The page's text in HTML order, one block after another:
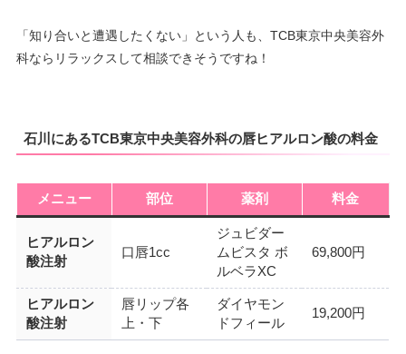
「知り合いと遭遇したくない」という人も、TCB東京中央美容外
科ならリラックスして相談できそうですね！
石川にあるTCB東京中央美容外科の唇ヒアルロン酸の料金
メニュー 部位 薬剤 料金
ヒアルロン
酸注射
口唇1cc
ジュビダー
ムビスタ ボ
ルベラXC
69,800円
ヒアルロン
酸注射
唇リップ各
上・下
ダイヤモン
ドフィール
19,200円